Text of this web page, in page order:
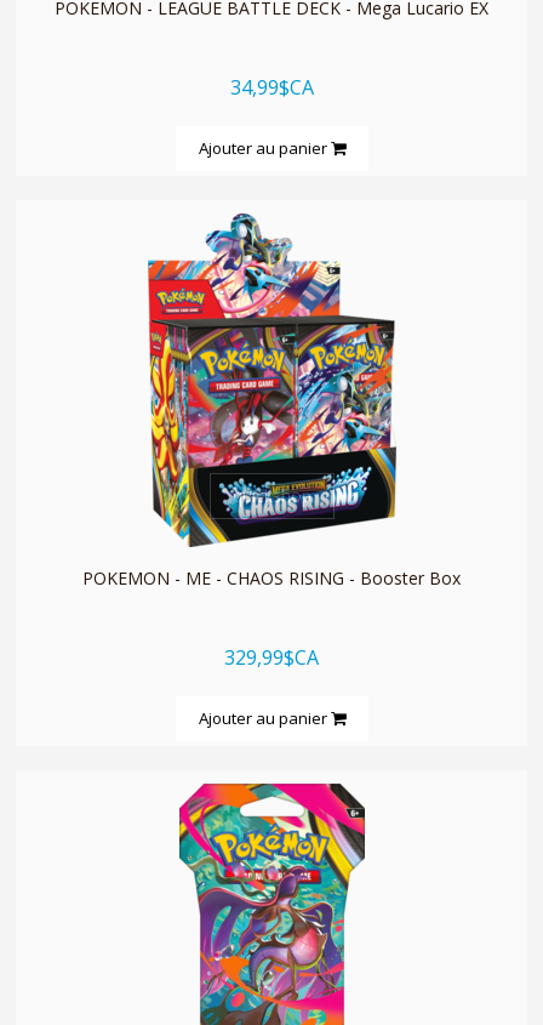
POKEMON - LEAGUE BATTLE DECK - Mega Lucario EX
34,99$CA
Ajouter au panier
quickshop
POKEMON - ME - CHAOS RISING - Booster Box
329,99$CA
Ajouter au panier